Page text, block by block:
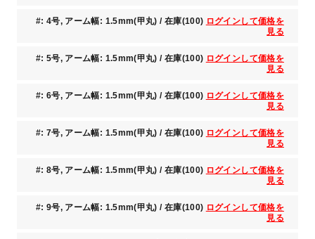
#: 4号, アーム幅: 1.5mm(甲丸) / 在庫(100) ログインして価格を
見る
#: 5号, アーム幅: 1.5mm(甲丸) / 在庫(100) ログインして価格を
見る
#: 6号, アーム幅: 1.5mm(甲丸) / 在庫(100) ログインして価格を
見る
#: 7号, アーム幅: 1.5mm(甲丸) / 在庫(100) ログインして価格を
見る
#: 8号, アーム幅: 1.5mm(甲丸) / 在庫(100) ログインして価格を
見る
#: 9号, アーム幅: 1.5mm(甲丸) / 在庫(100) ログインして価格を
見る